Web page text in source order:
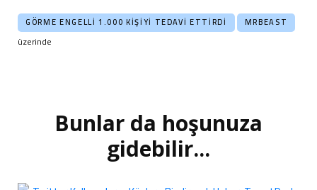
GÖRME ENGELLI 1.000 KIŞIYI TEDAVI ETTIRDI MRBEAST
üzerinde
Bunlar da hoşunuza
gidebilir...